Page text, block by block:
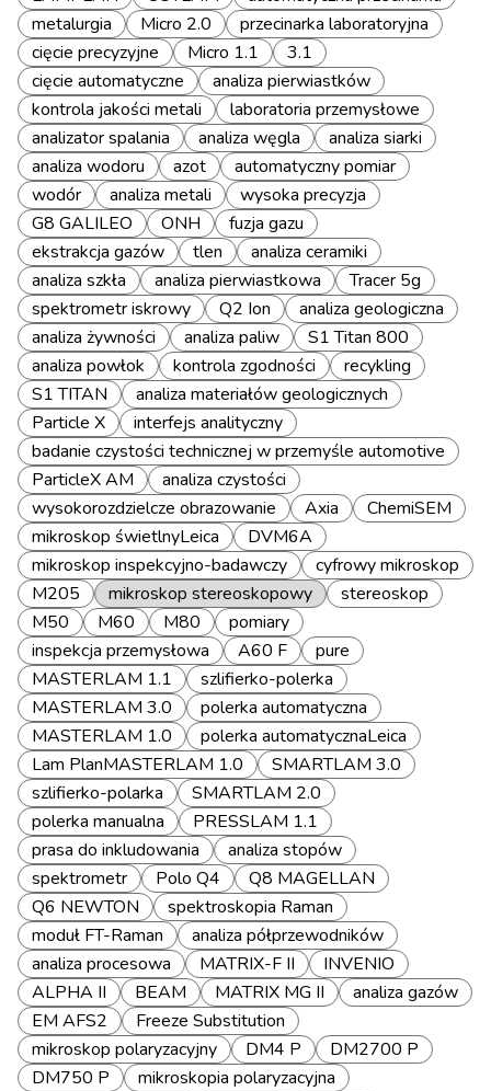
metalurgia
Micro 2.0
przecinarka laboratoryjna
cięcie precyzyjne
Micro 1.1
3.1
cięcie automatyczne
analiza pierwiastków
kontrola jakości metali
laboratoria przemysłowe
analizator spalania
analiza węgla
analiza siarki
analiza wodoru
azot
automatyczny pomiar
wodór
analiza metali
wysoka precyzja
G8 GALILEO
ONH
fuzja gazu
ekstrakcja gazów
tlen
analiza ceramiki
analiza szkła
analiza pierwiastkowa
Tracer 5g
spektrometr iskrowy
Q2 Ion
analiza geologiczna
analiza żywności
analiza paliw
S1 Titan 800
analiza powłok
kontrola zgodności
recykling
S1 TITAN
analiza materiałów geologicznych
Particle X
interfejs analityczny
badanie czystości technicznej w przemyśle automotive
ParticleX AM
analiza czystości
wysokorozdzielcze obrazowanie
Axia
ChemiSEM
mikroskop świetlnyLeica
DVM6A
mikroskop inspekcyjno-badawczy
cyfrowy mikroskop
M205
mikroskop stereoskopowy
stereoskop
M50
M60 M80
pomiary
inspekcja przemysłowa
A60 F
pure
MASTERLAM 1.1
szlifierko-polerka
MASTERLAM 3.0
polerka automatyczna
MASTERLAM 1.0
polerka automatycznaLeica
Lam PlanMASTERLAM 1.0
SMARTLAM 3.0
szlifierko-polarka
SMARTLAM 2.0
polerka manualna
PRESSLAM 1.1
prasa do inkludowania
analiza stopów
spektrometr
Polo Q4
Q8 MAGELLAN
Q6 NEWTON
spektroskopia Raman
moduł FT-Raman
analiza półprzewodników
analiza procesowa
MATRIX-F II
INVENIO
ALPHA II
BEAM MATRIX MG II
analiza gazów
EM AFS2
Freeze Substitution
mikroskop polaryzacyjny
DM4 P
DM2700 P
DM750 P
mikroskopia polaryzacyjna